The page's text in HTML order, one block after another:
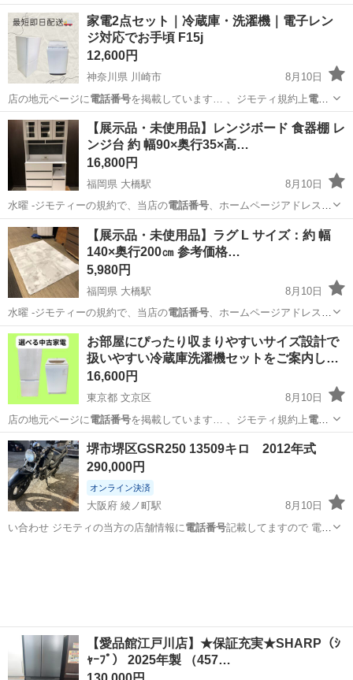
日128日★クリーンルーム内作業★マイカー通勤OK＆無料駐車場あり
★就業先食堂利用可！日払い制度あり！《茨城県常陸大宮市》 人気の
工場のお仕事 ◇コネクタ製造工...
茨城 常陸大宮市 その他
家電2点セット｜冷蔵庫・洗濯機｜電子レン
ジ対応でお手頃 F15j
12,600円
神奈川県 川崎市
8月10日
店の地元ページに 電話番号を掲載しています… 、ジモティ規約上電話
番号をメッセージ内に… まう為こちらから電話番号を提示する形に
な…
神奈川 川崎市 生活家電 TWINBIRD
【展示品・未使用品】レンジボード 食器棚 レ
ンジ台 約 幅90×奥行35×高…
16,800円
福岡県 大橋駅
8月10日
水曜 -ジモティーの規約で、当店の電話番号、ホームページアドレスな
ど公開ができ…
福岡 福岡市 大橋駅 収納家具 仮予約
【展示品・未使用品】ラグ L サイズ：約 幅
140×奥行200㎝ 参考価格…
5,980円
福岡県 大橋駅
8月10日
水曜 -ジモティーの規約で、当店の電話番号、ホームページアドレスな
ど公開ができ…
福岡 福岡市 大橋駅 カーペット/マット/ラグ 仮予約
お部屋にぴったり収まりやすいサイズ設計で
扱いやすい冷蔵庫洗濯機セットをご案内し…
16,600円
東京都 文京区
8月10日
店の地元ページに 電話番号を掲載しています… 、ジモティ規約上電話
番号をメッセージ内に… まう為こちらから電話番号を提示する形に
な…
東京 文京区 キッチン家電
堺市堺区GSR250 13509キロ 2012年式
290,000円
オンライン決済
大阪府 綾ノ町駅
8月10日
い合わせ ジモティの当方の店舗情報に 電話番号記載してますので 電話
【愛品館江戸川店】★保証充実★SHARP（ｼ
ｬｰﾌﾟ） 2025年製 （457…